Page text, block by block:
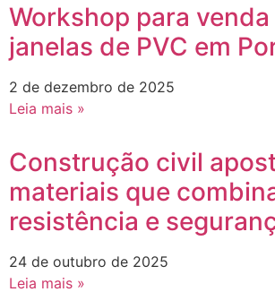
Workshop para
janelas de PVC em
2 de dezembro de 2025
Leia mais »
Construção civil
materiais que
resistência e
24 de outubro de 2025
Leia mais »